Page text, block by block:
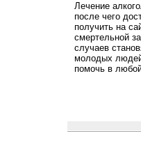
Лечение
после чего
получить на
смертельной
случаев
молодых
помочь в